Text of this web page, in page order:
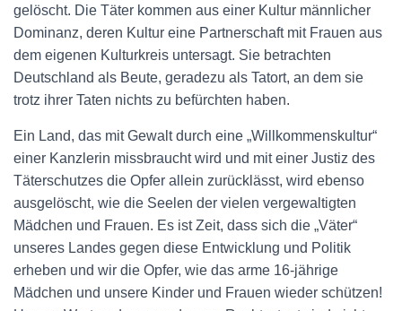
gelöscht. Die Täter kommen aus einer Kultur männlicher
Dominanz, deren Kultur eine Partnerschaft mit Frauen aus
dem eigenen Kulturkreis untersagt. Sie betrachten
Deutschland als Beute, geradezu als Tatort, an dem sie
trotz ihrer Taten nichts zu befürchten haben.
Ein Land, das mit Gewalt durch eine „Willkommenskultur“
einer Kanzlerin missbraucht wird und mit einer Justiz des
Täterschutzes die Opfer allein zurücklässt, wird ebenso
ausgelöscht, wie die Seelen der vielen vergewaltigten
Mädchen und Frauen. Es ist Zeit, dass sich die „Väter“
unseres Landes gegen diese Entwicklung und Politik
erheben und wir die Opfer, wie das arme 16-jährige
Mädchen und unsere Kinder und Frauen wieder schützen!